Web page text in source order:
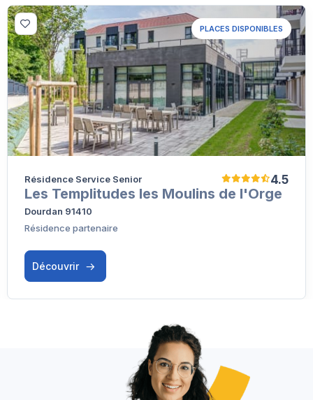
PLACES DISPONIBLES
4.5
Résidence Service Senior
Les Templitudes les Moulins de l'Orge
Dourdan 91410
Résidence partenaire
Découvrir